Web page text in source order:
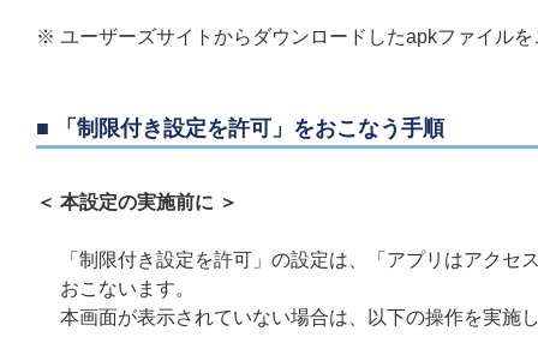
※ ユーザーズサイトからダウンロードしたapkファイル
■ 「制限付き設定を許可」をおこなう手順
＜ 本設定の実施前に ＞
「制限付き設定を許可」の設定は、「アプリはアク
おこないます。
本画面が表示されていない場合は、以下の操作を実施